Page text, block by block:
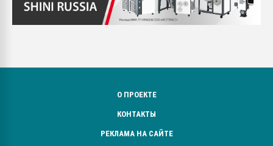
О ПРОЕКТЕ
КОНТАКТЫ
РЕКЛАМА НА САЙТЕ